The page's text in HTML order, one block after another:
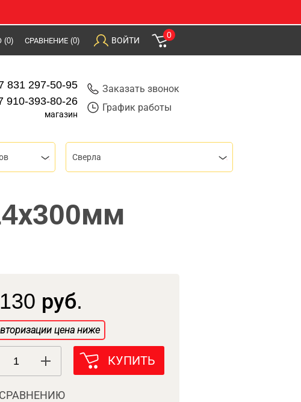
(0) СРАВНЕНИЕ (0) ВОЙТИ
0
831 297-50-95
910-393-80-26
магазин
Заказать звонок
График работы
Сверла
130 руб.
цена ниже
КУПИТЬ